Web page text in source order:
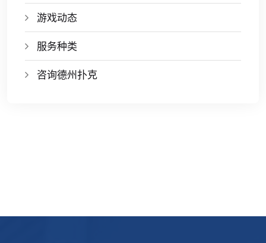
游戏动态
服务种类
咨询德州扑克